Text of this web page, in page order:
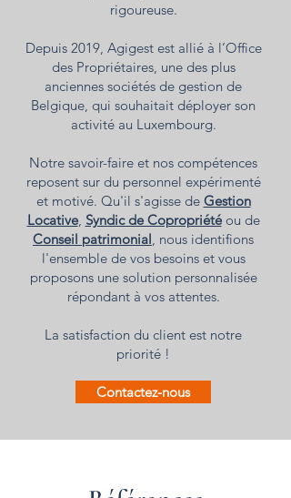
rigoureuse.
Depuis 2019, Agigest est allié à l’Office
des Propriétaires, une des plus
anciennes sociétés de gestion de
Belgique, qui souhaitait déployer son
activité au Luxembourg.
Notre savoir-faire et nos compétences
reposent sur du personnel expérimenté
et motivé. Qu'il s'agisse de Gestion
Locative, Syndic de Copropriété ou de
Conseil patrimonial, nous identifions
l'ensemble de vos besoins et vous
proposons une solution personnalisée
répondant à vos attentes.
La satisfaction du client est notre
priorité !
Contactez-nous